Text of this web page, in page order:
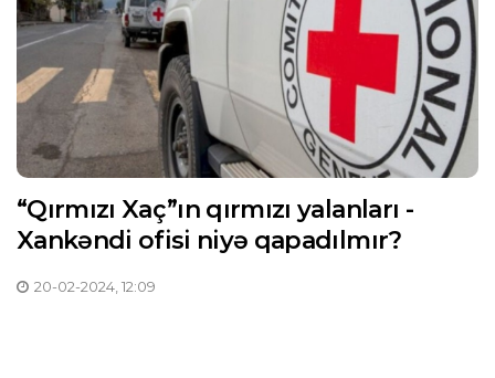
“Qırmızı Xaç”ın qırmızı yalanları -
Xankəndi ofisi niyə qapadılmır?
20-02-2024, 12:09